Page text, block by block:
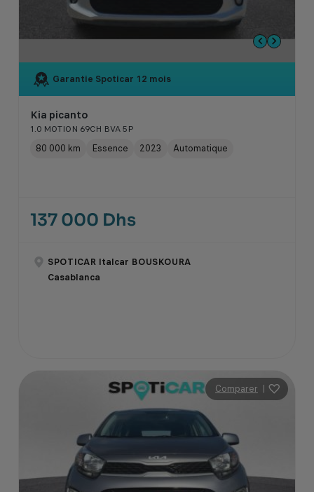
Garantie Spoticar 12 mois
Kia picanto
1.0 MOTION 69CH BVA 5P
80 000 km Essence 2023 Automatique
137 000 Dhs
SPOTICAR Italcar BOUSKOURA
Casablanca
Comparer |